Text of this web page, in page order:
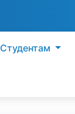
Студентам